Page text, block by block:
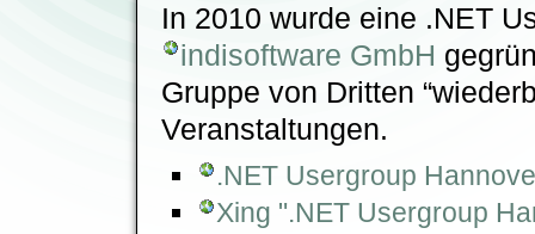
In 2010 wurde eine .NET
indisoftware GmbH
Gruppe von Dritten
Veranstaltungen.
.NET Usergroup
Xing ".NET Usergroup